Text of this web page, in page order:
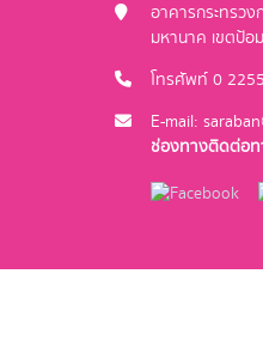
อาคารกระทรว
มหานาค เขตป้
โทรศัพท์ 0
E-mail:
ช่องทางติดต่อท